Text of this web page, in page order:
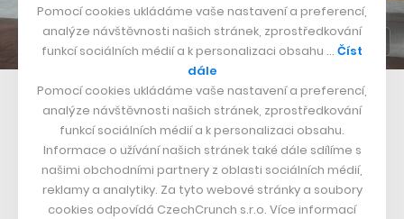
Mona Lisa v obklopení přírody
Umění v moderní době
Byť je tento zážitek profilován hlavně jako doplněk pro
výstavu na počest Da Vinciho, Louvre jej vnímá
Pomocí cookies ukládáme vaše nastavení a preferencí,
analýze návštěvnosti našich stránek, zprostředkování
funkcí sociálních médií a k personalizaci obsahu … Číst
dále
Pomocí cookies ukládáme vaše nastavení a preferencí,
analýze návštěvnosti našich stránek, zprostředkování
funkcí sociálních médií a k personalizaci obsahu.
Informace o užívání našich stránek také dále sdílíme s
našimi obchodními partnery z oblasti sociálních médií,
reklamy a analytiky. Za tyto webové stránky a soubory
cookies odpovídá CzechCrunch s.r.o. Více informací